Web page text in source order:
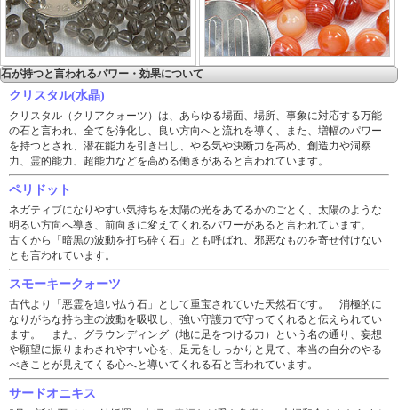
石が持つと言われるパワー・効果について
クリスタル(水晶)
クリスタル（クリアクォーツ）は、あらゆる場面、場所、事象に対応する万能
の石と言われ、全てを浄化し、良い方向へと流れを導く、また、増幅のパワー
を持つとされ、潜在能力を引き出し、やる気や決断力を高め、創造力や洞察
力、霊的能力、超能力などを高める働きがあると言われています。
ペリドット
ネガティブになりやすい気持ちを太陽の光をあてるかのごとく、太陽のような
明るい方向へ導き、前向きに変えてくれるパワーがあると言われています。
古くから「暗黒の波動を打ち砕く石」とも呼ばれ、邪悪なものを寄せ付けない
とも言われています。
スモーキークォーツ
古代より「悪霊を追い払う石」として重宝されていた天然石です。 消極的に
なりがちな持ち主の波動を吸収し、強い守護力で守ってくれると伝えられてい
ます。 また、グラウンディング（地に足をつける力）という名の通り、妄想
や願望に振りまわされやすい心を、足元をしっかりと見て、本当の自分のやる
べきことが見えてくる心へと導いてくれる石と言われています。
サードオニキス